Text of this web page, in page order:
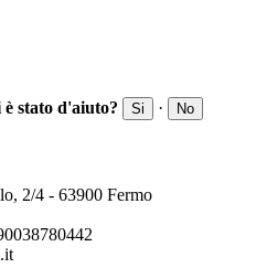
stato d'aiuto?
Si · No
2/4 - 63900 Fermo